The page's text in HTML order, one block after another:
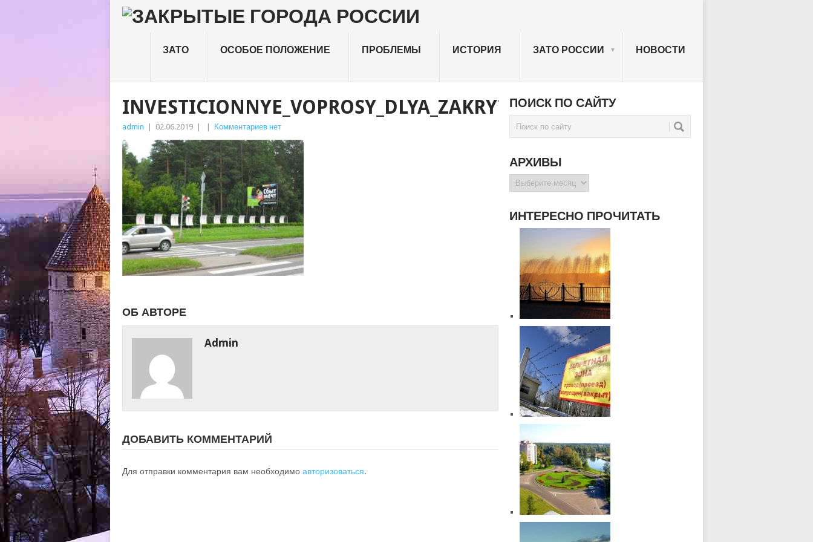
ЗАТО ОСОБОЕ ПОЛОЖЕНИЕ ПРОБЛЕМЫ ИСТОРИЯ ЗАТО РОССИИ ▼ НОВОСТИ
INVESTICIONNYE_VOPROSY_DLYA_ZAKRYTYX_GORODOV_ROSSII
admin 02.06.2019 Комментариев нет
ОБ АВТОРЕ
Admin
ДОБАВИТЬ КОММЕНТАРИЙ
Для отправки комментария вам необходимо авторизоваться.
ПОИСК ПО САЙТУ
АРХИВЫ
Архивы
ИНТЕРЕСНО ПРОЧИТАТЬ